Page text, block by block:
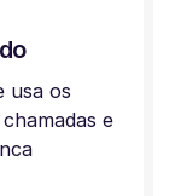
usa os
e